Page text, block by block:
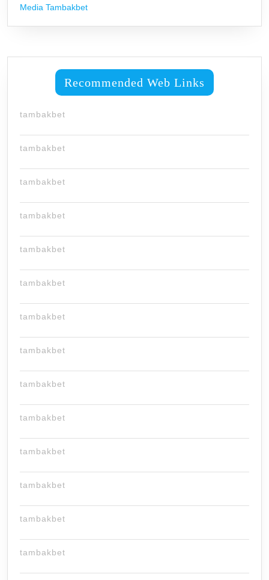
Media Tambakbet
Recommended Web Links
tambakbet
tambakbet
tambakbet
tambakbet
tambakbet
tambakbet
tambakbet
tambakbet
tambakbet
tambakbet
tambakbet
tambakbet
tambakbet
tambakbet